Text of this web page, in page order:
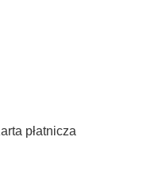
płatnicza